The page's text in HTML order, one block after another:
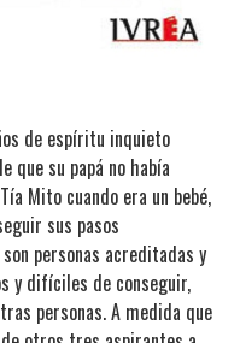
de espíritu inquieto
que su papá no había
Mito cuando era un bebé,
sus pasos
personas acreditadas y
y difíciles de conseguir,
personas. A medida que